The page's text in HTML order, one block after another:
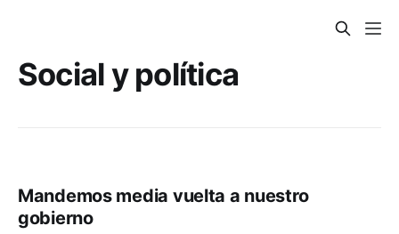
Social y política
Mandemos media vuelta a nuestro
gobierno